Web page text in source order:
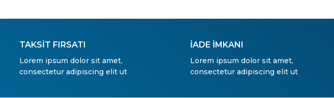
TAKSİT FIRSATI
Lorem ipsum dolor sit amet,
consectetur adipiscing elit ut
İADE İMKANI
Lorem ipsum dolor sit amet,
consectetur adipiscing elit ut